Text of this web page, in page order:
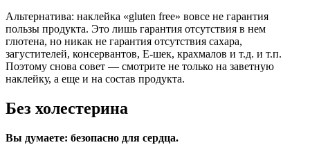
Альтернатива: наклейка «gluten free» вовсе не гарантия
пользы продукта. Это лишь гарантия отсутствия в нем
глютена, но никак не гарантия отсутствия сахара,
загустителей, консервантов, Е-шек, крахмалов и т.д. и т.п.
Поэтому снова совет — смотрите не только на заветную
наклейку, а еще и на состав продукта.
Без холестерина
Вы думаете: безопасно для сердца.